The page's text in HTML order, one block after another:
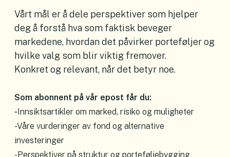
Vårt mål er å dele perspektiver som hjelper
deg å forstå hva som faktisk beveger
markedene, hvordan det påvirker porteføljer og
hvilke valg som blir viktig fremover.
Konkret og relevant, når det betyr noe.
Som abonnent på vår epost får du:
-Innsiktsartikler om marked, risiko og muligheter
-Våre vurderinger av fond og alternative
investeringer
-Perspektiver på struktur og porteføljebygging